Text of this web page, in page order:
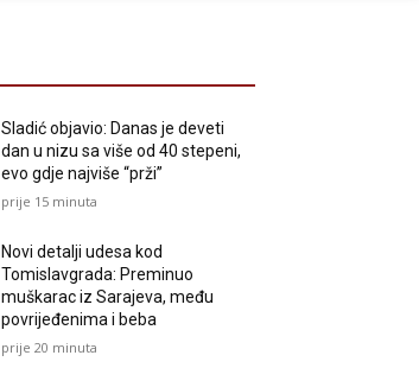
Sladić objavio: Danas je deveti
dan u nizu sa više od 40 stepeni,
evo gdje najviše “prži”
prije 15 minuta
Novi detalji udesa kod
Tomislavgrada: Preminuo
muškarac iz Sarajeva, među
povrijeđenima i beba
prije 20 minuta